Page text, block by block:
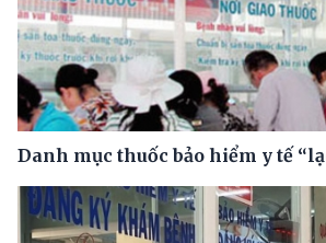
Danh mục thuốc bảo hiểm y tế